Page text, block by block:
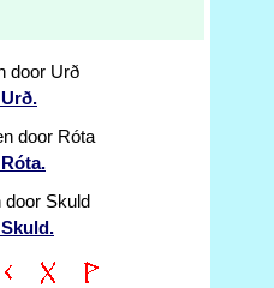
door Urð
door Róta
Skuld